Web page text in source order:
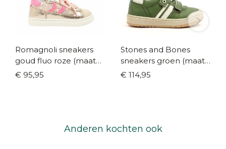
Romagnoli sneakers
goud fluo roze (maat
21-29)
€ 95,95
Stones and Bones
sneakers groen (maat
25-36)
€ 114,95
Anderen kochten ook